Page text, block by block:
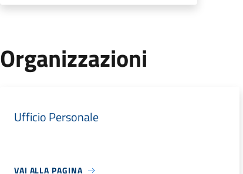
Organizzazioni
Ufficio Personale
VAI ALLA PAGINA